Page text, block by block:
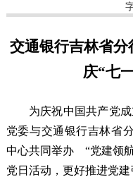
交通银行吉林省
庆“七
为庆祝中国共产党
党委与交通银行吉林省
中心共同举办 “党建领
党日活动，更好推进党建